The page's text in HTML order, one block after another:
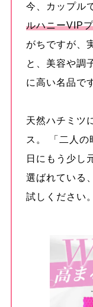
今、カップル
ルハニーVIP
がちですが、
と、美容や調
に高い名品で
天然ハチミツ
ス。 「二人の
日にもう少し
選ばれている
試しください。